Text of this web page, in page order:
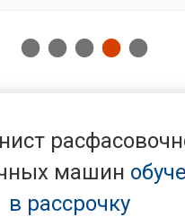
машин
в рассрочку